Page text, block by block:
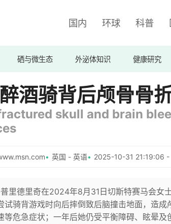
国内 环球 科普
硒与微生态 外泌体知识 健康研究
酒骑背后颅骨骨
skull and brain
英国 - 英语 2025-10-31 21:19:06
里德里奇在2024年8月31日切斯特赛马会女
试骑背游戏时向后摔倒致后脑撞击地面，造
等危急症状；一年后她仍受平衡障碍、眩晕